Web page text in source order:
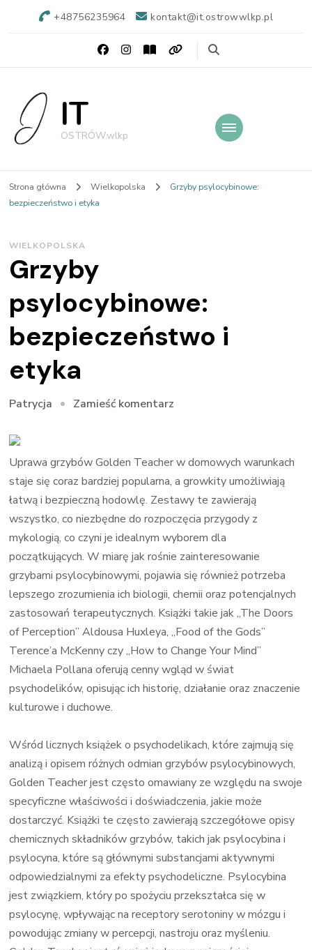
+48756235964 kontakt@it.ostrowwlkp.pl
IT
OSTRÓW.wlkp
Strona główna Wielkopolska
Grzyby psylocybinowe:
bezpieczeństwo i etyka
WIELKOPOLSKA
Grzyby
psylocybinowe:
bezpieczeństwo i
etyka
Patrycja Zamieść komentarz
psylocybinowe:
bezpieczeństwo
i
etyka
Uprawa grzybów Golden Teacher w domowych warunkach
staje się coraz bardziej popularna, a growkity umożliwiają
łatwą i bezpieczną hodowlę. Zestawy te zawierają
wszystko, co niezbędne do rozpoczęcia przygody z
mykologią, co czyni je idealnym wyborem dla
początkujących. W miarę jak rośnie zainteresowanie
grzybami psylocybinowymi, pojawia się również potrzeba
lepszego zrozumienia ich biologii, chemii oraz potencjalnych
zastosowań terapeutycznych. Książki takie jak „The Doors
of Perception” Aldousa Huxleya, „Food of the Gods”
Terence’a McKenny czy „How to Change Your Mind”
Michaela Pollana oferują cenny wgląd w świat
psychodelików, opisując ich historię, działanie oraz znaczenie
kulturowe i duchowe.
Wśród licznych książek o psychodelikach, które zajmują się
analizą i opisem różnych odmian grzybów psylocybinowych,
Golden Teacher jest często omawiany ze względu na swoje
specyficzne właściwości i doświadczenia, jakie może
dostarczyć. Książki te często zawierają szczegółowe opisy
chemicznych składników grzybów, takich jak psylocybina i
psylocyna, które są głównymi substancjami aktywnymi
odpowiedzialnymi za efekty psychodeliczne. Psylocybina
jest związkiem, który po spożyciu przekształca się w
psylocynę, wpływając na receptory serotoniny w mózgu i
powodując zmiany w percepcji, nastroju oraz myśleniu.